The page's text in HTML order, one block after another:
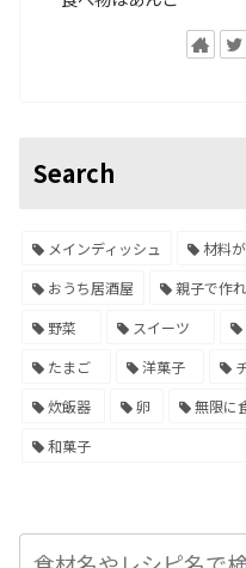
Search
メインディッシュ 材料
おうち居酒屋
親子で作
野菜
スイーツ
たまご
洋菓子
炊飯器
卵 無限に
和菓子